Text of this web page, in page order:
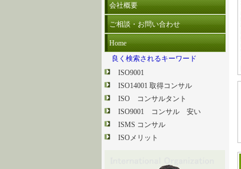
会社概要
ご相談・お問い合わせ
Home
良く検索されるキーワード
ISO9001
ISO14001 取得コンサル
ISO コンサルタント
ISO9001 コンサル 安い
ISMS コンサル
ISOメリット